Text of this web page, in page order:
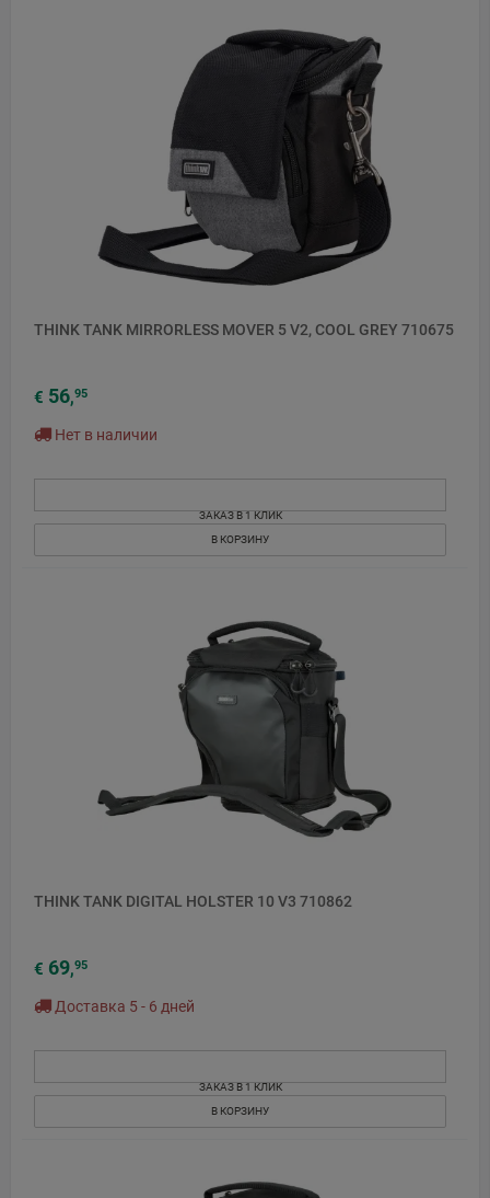
THINK TANK MIRRORLESS MOVER 5 V2, COOL GREY 710675
€ 56,95
Нет в наличии
ЗАКАЗ В 1 КЛИК
В КОРЗИНУ
THINK TANK DIGITAL HOLSTER 10 V3 710862
€ 69,95
Доставка 5 - 6 дней
ЗАКАЗ В 1 КЛИК
В КОРЗИНУ